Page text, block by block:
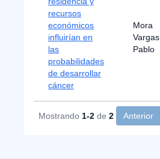
recursos
económicos
influirían en
las
probabilidades
de desarrollar
cáncer
Mora
Vargas,
Pablo
Mostrando 1-2 de 2 Anterior